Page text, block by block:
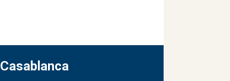
Casablanca